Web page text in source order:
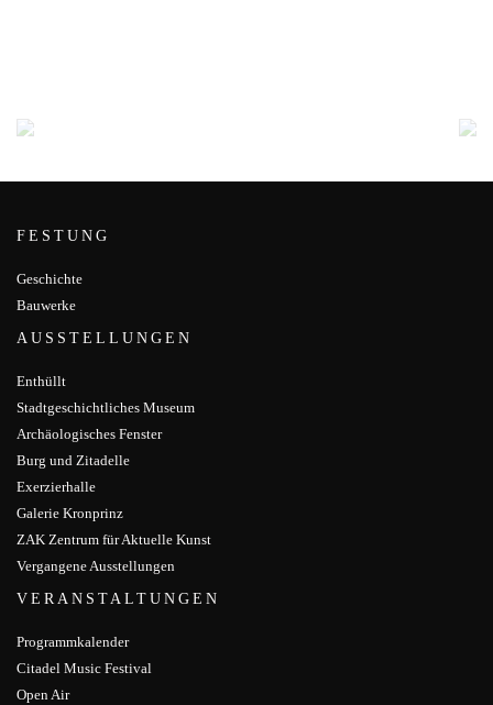
FESTUNG
Geschichte
Bauwerke
AUSSTELLUNGEN
Enthüllt
Stadtgeschichtliches Museum
Archäologisches Fenster
Burg und Zitadelle
Exerzierhalle
Galerie Kronprinz
ZAK Zentrum für Aktuelle Kunst
Vergangene Ausstellungen
VERANSTALTUNGEN
Programmkalender
Citadel Music Festival
Open Air